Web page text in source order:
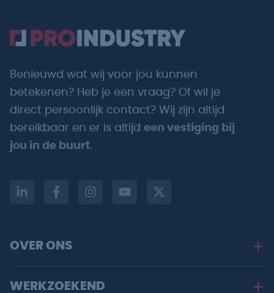
Benieuwd wat wij voor jou kunnen
betekenen? Heb je een vraag? Of wil je
direct persoonlijk contact? Wij zijn altijd
bereikbaar en er is altijd een vestiging bij
jou in de buurt.
OVER ONS
WERKZOEKEND